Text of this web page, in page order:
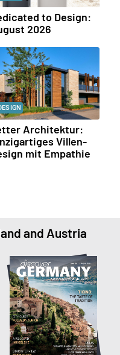
to Design:
2026
Architektur:
Villen-
mit Empathie
and Austria